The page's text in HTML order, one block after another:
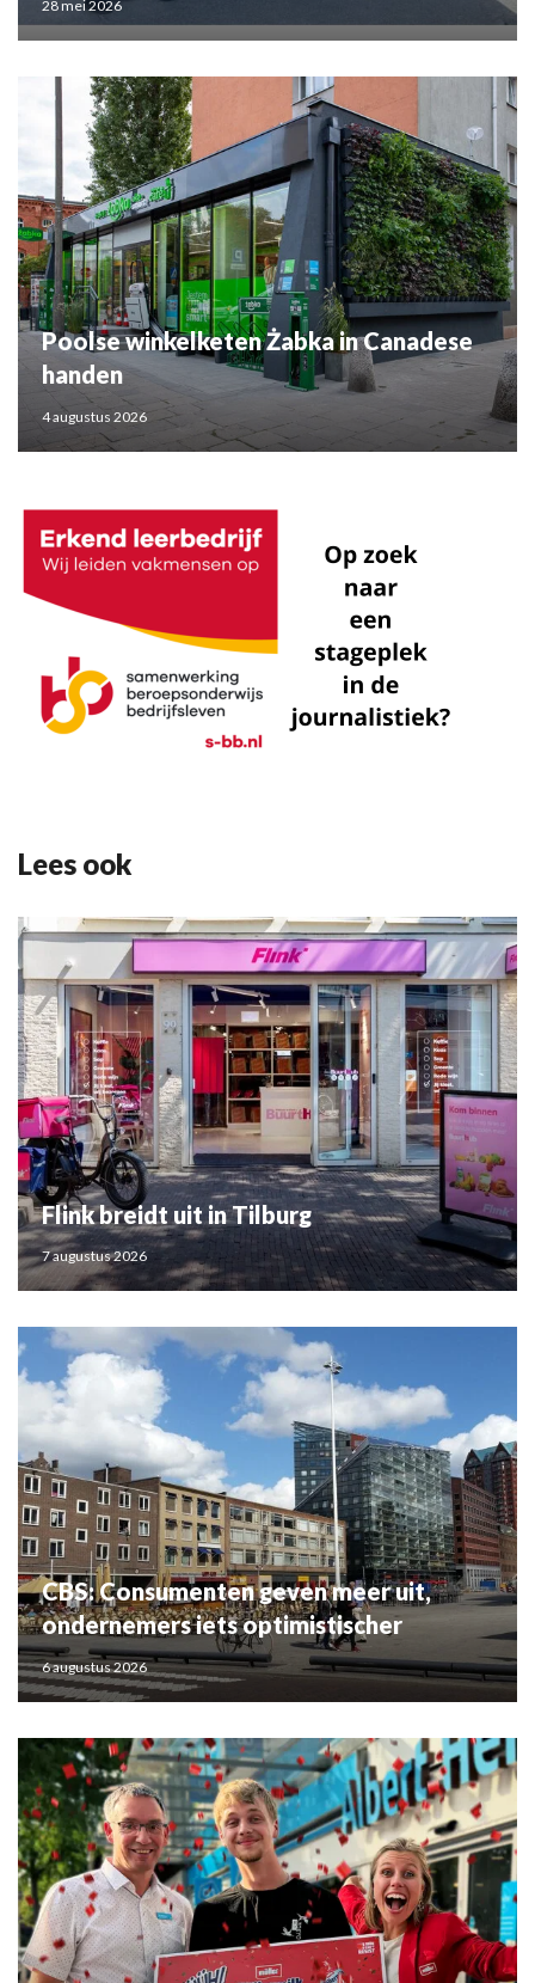
28 mei 2026
Poolse winkelketen Żabka in Canadese
handen
4 augustus 2026
Lees ook
Flink breidt uit in Tilburg
7 augustus 2026
CBS: Consumenten geven meer uit,
ondernemers iets optimistischer
6 augustus 2026